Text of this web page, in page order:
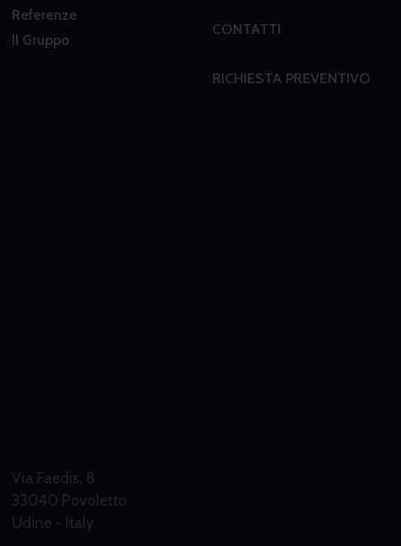
Referenze
Il Gruppo
CONTATTI
RICHIESTA PREVENTIVO
Via Faedis, 8
33040 Povoletto
Udine - Italy